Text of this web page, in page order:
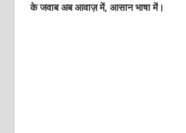
के जवाब अब आवाज़ में, आसान भाषा में।